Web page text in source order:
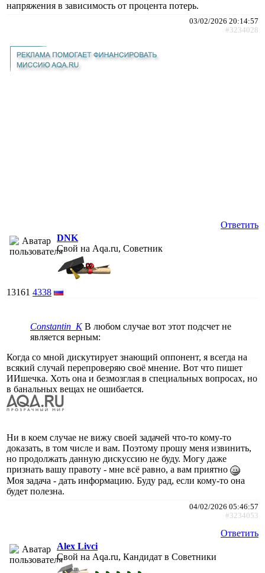
напряжения в зависимость от процента потерь.
03/02/2026 20:14:57
#3234028
Ответить
DNK
Свой на Aqa.ru, Советник
13161 4338
Constantin_K В любом случае вот этот подсчет не
является верным:
Когда со мной дискутирует знающий оппонент, я всегда на
всякий случай перепроверяю своё мнение. Вот что пишет
ИИшечка. Хоть она и безмозглая в специальных вопросах, но
в банальных вещах не ошибается.
Ни в коем случае не вижу своей задачей что-то кому-то
доказать, в том числе и вам. Поэтому прошу меня извинить,
но продолжать данную дискуссию не буду. Могу даже
признать вашу правоту - мне всё равно, а вам приятно
Моя задача - дать информацию. Буду рад, если кому-то она
будет полезна.
04/02/2026 05:46:57
#3234053
Ответить
Alex Livci
Свой на Aqa.ru, Кандидат в Советники